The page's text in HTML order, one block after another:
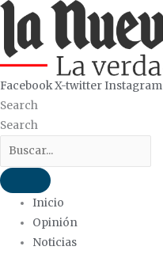
Ir
contenido
FacebookX-twitterInstagram
Search
Search
Inicio
Opinión
Noticias